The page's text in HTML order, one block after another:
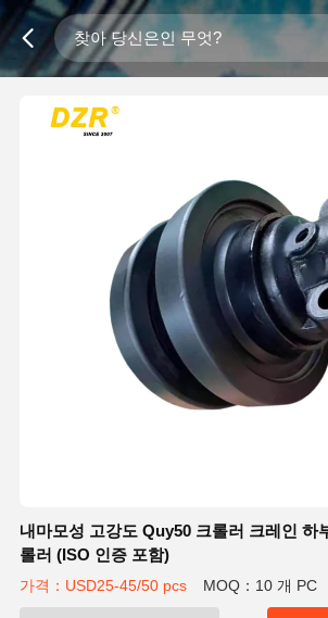
내마모성 고강도 Quy50 크롤러 크레인 하
롤러 (ISO 인증 포함)
가격：USD25-45/50 pcs MOQ：10 개 PC